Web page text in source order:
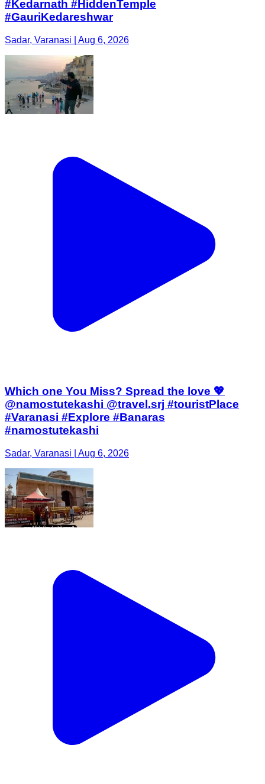
#Kedarnath #HiddenTemple
#GauriKedareshwar
Sadar, Varanasi | Aug 6, 2026
Which one You Miss? Spread the love 💖
@namostutekashi @travel.srj #touristPlace
#Varanasi #Explore #Banaras
#namostutekashi
Sadar, Varanasi | Aug 6, 2026